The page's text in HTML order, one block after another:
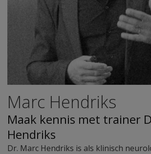
Marc Hendriks
Maak kennis met trainer
Hendriks
Dr. Marc Hendriks is als klinisch